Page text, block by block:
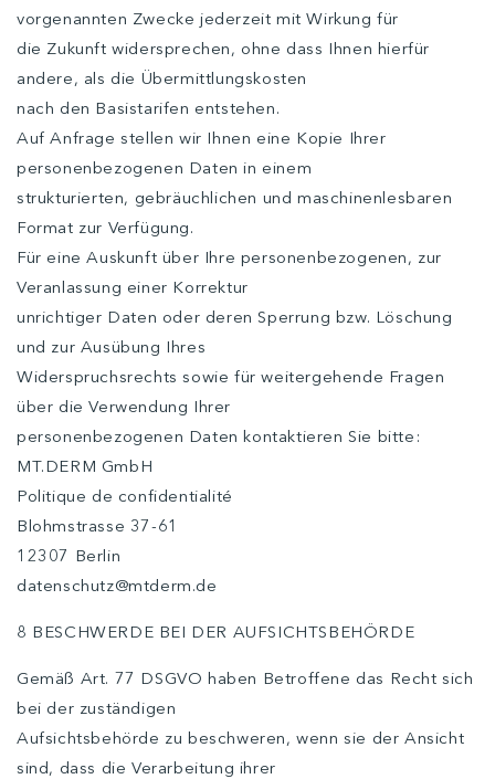
vorgenannten Zwecke jederzeit mit Wirkung für
die Zukunft widersprechen, ohne dass Ihnen hierfür
andere, als die Übermittlungskosten
nach den Basistarifen entstehen.
Auf Anfrage stellen wir Ihnen eine Kopie Ihrer
personenbezogenen Daten in einem
strukturierten, gebräuchlichen und maschinenlesbaren
Format zur Verfügung.
Für eine Auskunft über Ihre personenbezogenen, zur
Veranlassung einer Korrektur
unrichtiger Daten oder deren Sperrung bzw. Löschung
und zur Ausübung Ihres
Widerspruchsrechts sowie für weitergehende Fragen
über die Verwendung Ihrer
personenbezogenen Daten kontaktieren Sie bitte:
MT.DERM GmbH
Politique de confidentialité
Blohmstrasse 37-61
12307 Berlin
datenschutz@mtderm.de
8 BESCHWERDE BEI DER AUFSICHTSBEHÖRDE
Gemäß Art. 77 DSGVO haben Betroffene das Recht sich
bei der zuständigen
Aufsichtsbehörde zu beschweren, wenn sie der Ansicht
sind, dass die Verarbeitung ihrer